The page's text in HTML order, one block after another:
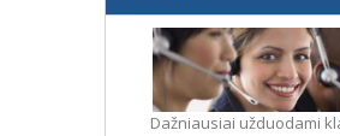
Dažniausiai užduodami